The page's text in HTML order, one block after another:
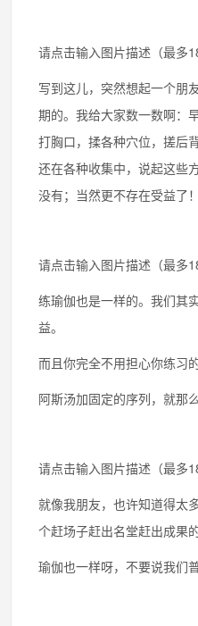
请点击输入图片描述（最多
写到这儿，突然想起一个朋
期的。我给大家数一数啊：
打胸口，揉各种穴位，搓后
还在各种收集中，说起这些
没有；当然更不存在受益了！
请点击输入图片描述（最多
练瑜伽也是一样的。我们其
益。
而且你完全不用担心你练习
阿斯汤加固定的序列，就那
请点击输入图片描述（最多
就像我朋友，也许知道得太
个赶场子赶出名堂赶出成果
瑜伽也一样呀，不要说我们
性失去同等的机会
仪
，为什么你练了没效果？